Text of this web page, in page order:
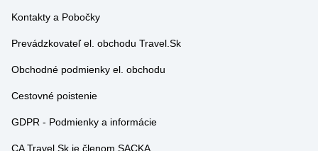
Prevádzkovateľ el. obchodu Travel.Sk
Obchodné podmienky el. obchodu
Cestovné poistenie
GDPR - Podmienky a informácie
CA Travel.Sk je členom SACKA